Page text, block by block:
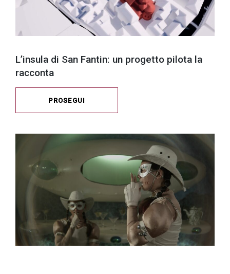
L’insula di San Fantin: un progetto pilota la
racconta
PROSEGUI